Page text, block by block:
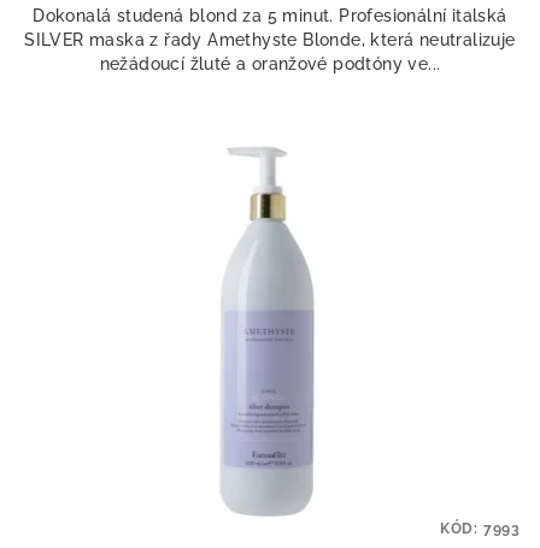
Dokonalá studená blond za 5 minut. Profesionální italská
SILVER maska z řady Amethyste Blonde, která neutralizuje
nežádoucí žluté a oranžové podtóny ve...
KÓD: 7993